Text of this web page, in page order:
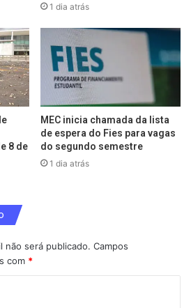
1 dia atrás
8 de
MEC inicia chamada da lista
de espera do Fies para vagas
do segundo semestre
1 dia atrás
não será publicado. Campos
com *